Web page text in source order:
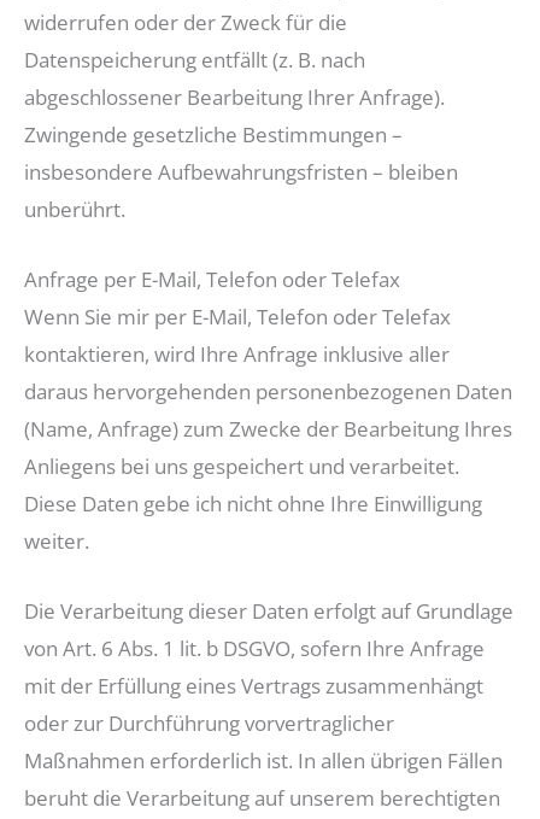
widerrufen oder der Zweck für die
Datenspeicherung entfällt (z. B. nach
abgeschlossener Bearbeitung Ihrer Anfrage).
Zwingende gesetzliche Bestimmungen –
insbesondere Aufbewahrungsfristen – bleiben
unberührt.
Anfrage per E-Mail, Telefon oder Telefax
Wenn Sie mir per E-Mail, Telefon oder Telefax
kontaktieren, wird Ihre Anfrage inklusive aller
daraus hervorgehenden personenbezogenen Daten
(Name, Anfrage) zum Zwecke der Bearbeitung Ihres
Anliegens bei uns gespeichert und verarbeitet.
Diese Daten gebe ich nicht ohne Ihre Einwilligung
weiter.
Die Verarbeitung dieser Daten erfolgt auf Grundlage
von Art. 6 Abs. 1 lit. b DSGVO, sofern Ihre Anfrage
mit der Erfüllung eines Vertrags zusammenhängt
oder zur Durchführung vorvertraglicher
Maßnahmen erforderlich ist. In allen übrigen Fällen
beruht die Verarbeitung auf unserem berechtigten